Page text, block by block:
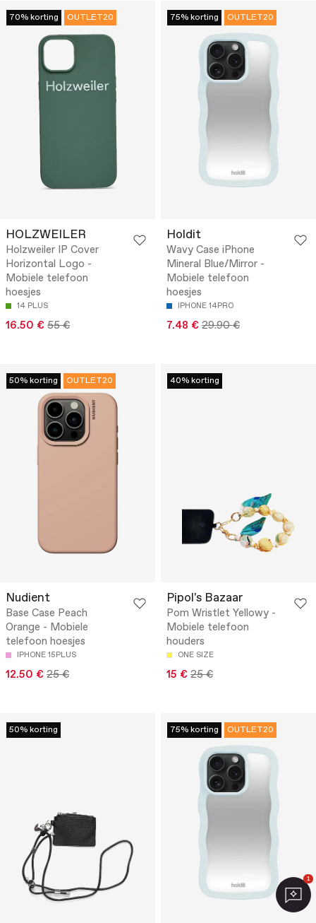
70% korting OUTLET20
HOLZWEILER
Holzweiler IP Cover
Horizontal Logo -
Mobiele telefoon
hoesjes
14 PLUS
16.50 € 55 €
75% korting OUTLET20
Holdit
Wavy Case iPhone
Mineral Blue/Mirror -
Mobiele telefoon
hoesjes
IPHONE 14PRO
7.48 € 29.90 €
50% korting OUTLET20
Nudient
Base Case Peach
Orange - Mobiele
telefoon hoesjes
IPHONE 15PLUS
12.50 € 25 €
40% korting
Pipol's Bazaar
Pom Wristlet Yellowy -
Mobiele telefoon
houders
ONE SIZE
15 € 25 €
50% korting 75% korting OUTLET20
1